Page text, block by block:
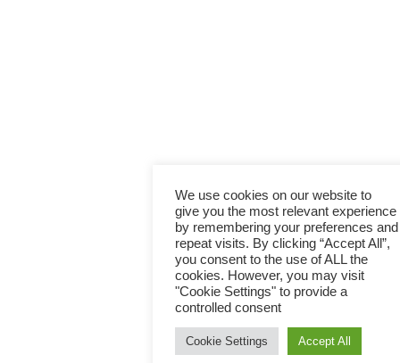
We use cookies on our website to
give you the most relevant experience
by remembering your preferences and
repeat visits. By clicking “Accept All”,
you consent to the use of ALL the
cookies. However, you may visit
"Cookie Settings" to provide a
controlled consent
Cookie Settings Accept All